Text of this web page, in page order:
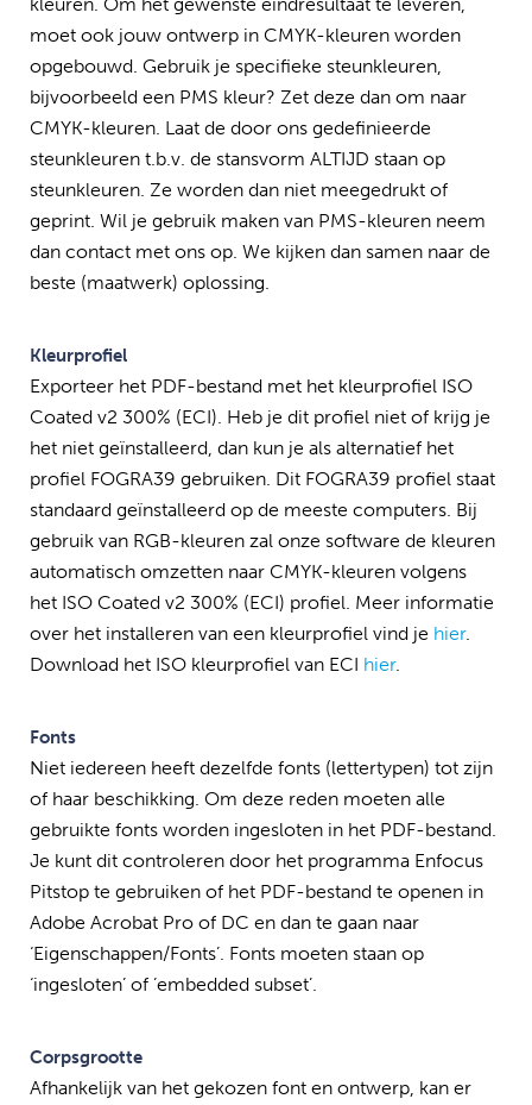
moet ook jouw ontwerp in CMYK-kleuren worden
opgebouwd. Gebruik je specifieke steunkleuren,
bijvoorbeeld een PMS kleur? Zet deze dan om naar
CMYK-kleuren. Laat de door ons gedefinieerde
steunkleuren t.b.v. de stansvorm ALTIJD staan op
steunkleuren. Ze worden dan niet meegedrukt of
geprint. Wil je gebruik maken van PMS-kleuren neem
dan contact met ons op. We kijken dan samen naar de
beste (maatwerk) oplossing.
Kleurprofiel
Exporteer het PDF-bestand met het kleurprofiel ISO
Coated v2 300% (ECI). Heb je dit profiel niet of krijg je
het niet geïnstalleerd, dan kun je als alternatief het
profiel FOGRA39 gebruiken. Dit FOGRA39 profiel staat
standaard geïnstalleerd op de meeste computers. Bij
gebruik van RGB-kleuren zal onze software de kleuren
automatisch omzetten naar CMYK-kleuren volgens
het ISO Coated v2 300% (ECI) profiel. Meer informatie
over het installeren van een kleurprofiel vind je hier.
Download het ISO kleurprofiel van ECI hier.
Fonts
Niet iedereen heeft dezelfde fonts (lettertypen) tot zijn
of haar beschikking. Om deze reden moeten alle
gebruikte fonts worden ingesloten in het PDF-bestand.
Je kunt dit controleren door het programma Enfocus
Pitstop te gebruiken of het PDF-bestand te openen in
Adobe Acrobat Pro of DC en dan te gaan naar
‘Eigenschappen/Fonts’. Fonts moeten staan op
‘ingesloten’ of ’embedded subset’.
Corpsgrootte
Afhankelijk van het gekozen font en ontwerp, kan er